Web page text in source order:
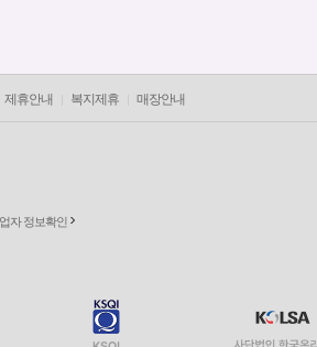
제휴안내 복지제휴 매장안내
자 정보확인